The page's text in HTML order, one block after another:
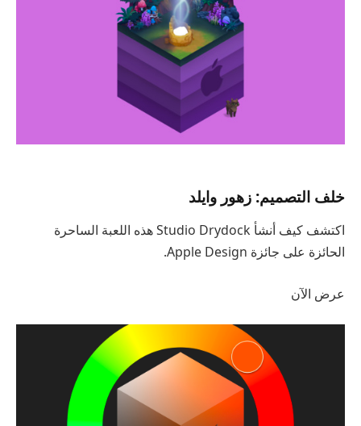
خلف التصميم: زهور وايلد
اكتشف كيف أنشأ Studio Drydock هذه اللعبة الساحرة
الحائزة على جائزة Apple Design.
عرض الآن